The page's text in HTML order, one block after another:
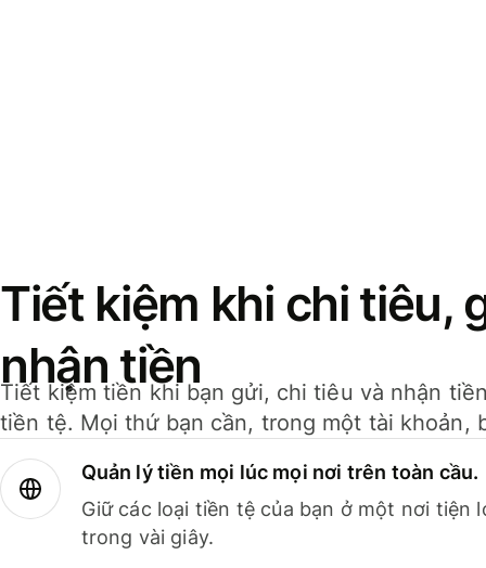
Tiết kiệm khi chi tiêu,
nhận tiền
Tiết kiệm tiền khi bạn gửi, chi tiêu và nhận
tiền tệ. Mọi thứ bạn cần, trong một tài khoản,
Quản lý tiền mọi lúc mọi nơi trên toàn cầu.
Giữ các loại tiền tệ của bạn ở một nơi tiện
trong vài giây.